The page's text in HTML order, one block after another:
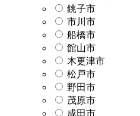
銚子市
市川市
船橋市
館山市
木更津市
松戸市
野田市
茂原市
成田市